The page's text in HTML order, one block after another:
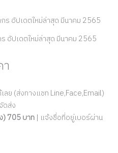
อัปเดตใหม่ล่าสุด มีนาคม 2565
ลย (ส่งทางแชท Line,Face,Email)
ดส่ง
) 705 บาท | แจ้งชื่อที่อยู่เบอร์ผ่าน